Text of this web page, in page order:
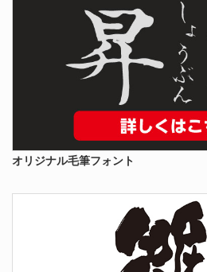
オリジナル毛筆フォント